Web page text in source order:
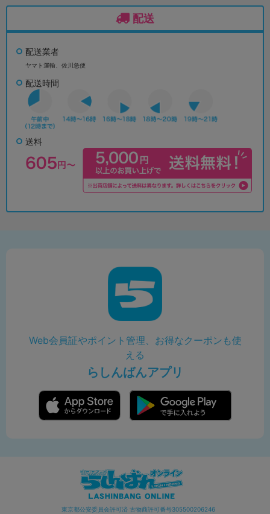
配送
配送業者
ヤマト運輸、佐川急便
配送時間
送料
Web会員証やポイント管理、お得なクーポンも使
える
らしんばんアプリ
東京都公安委員会許可済 古物商許可番号305500206246